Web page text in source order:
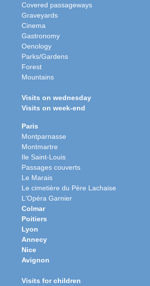
Covered passageways
Graveyards
Cinema
Gastronomy
Oenology
Parks/Gardens
Forest
Mountains
Visits on wednesday
Visits on week-end
Paris
Montparnasse
Montmartre
Ile Saint-Louis
Passages couverts
Le Marais
Le cimetière du Père Lachaise
L'Opéra Garnier
Colmar
Poitiers
Lyon
Annecy
Nice
Avignon
Visits for children